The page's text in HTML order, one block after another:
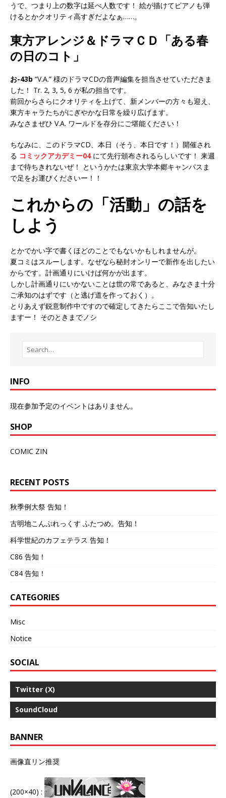
うで、つまり上の数字は延べ人数です！ 絵が描けてピアノも弾
けるとかクオリティ高すぎだよなぁ……。
東方アレンジ＆ドラマＣＤ「ある春
の日のコト」
お-43b “V.A.” 様のドラマCDの音声編集を担当させていただきま
した！ Tr. 2, 3, 5, 6 が私の担当です。
前回からさらにクオリティを上げて、新メンバーの方々も迎え、
東方キャラたちがにぎやかな日常を繰り広げます。
みなさまぜひ V.A. ワールドを存分にご堪能ください！
ちなみに、このドラマCD、本日（そう、本日です！）開催され
る コミックアカデミー04にて先行頒布されるらしいです！ 来週
まで待ちきれないぜ！ というかたは東京大学本郷キャンパスま
で足をお運びくださいー！！
これからの「活動」の話を
しよう
とかでかい字で書くほどのことでもないかもしれませんが。
夏コミはスルーします。なぜなら秘封オンリーで新作を出したい
からです。計画通りにいけば何かが出ます。
しかし計画通りにいかないことは世の常であると、みなさま十分
ご承知のはずです（と逃げ道を作っておく）。
とりあえず鋭意制作中ですので確定してきたらここで告知いたし
ますー！ そのときまでノシ
INFO
現在参加予定のイベントはありません。
SHOP
COMIC ZIN
RECENT POSTS
秋季例大祭 告知！
古明地こんぷれっくす ふたつめ。告知！
科学世紀のカフェテラス 告知！
C86 告知！
C84 告知！
CATEGORIES
Misc
Notice
SOCIAL
Twitter (X)
SoundCloud
BANNER
画像直リン推奨
(200×40) :